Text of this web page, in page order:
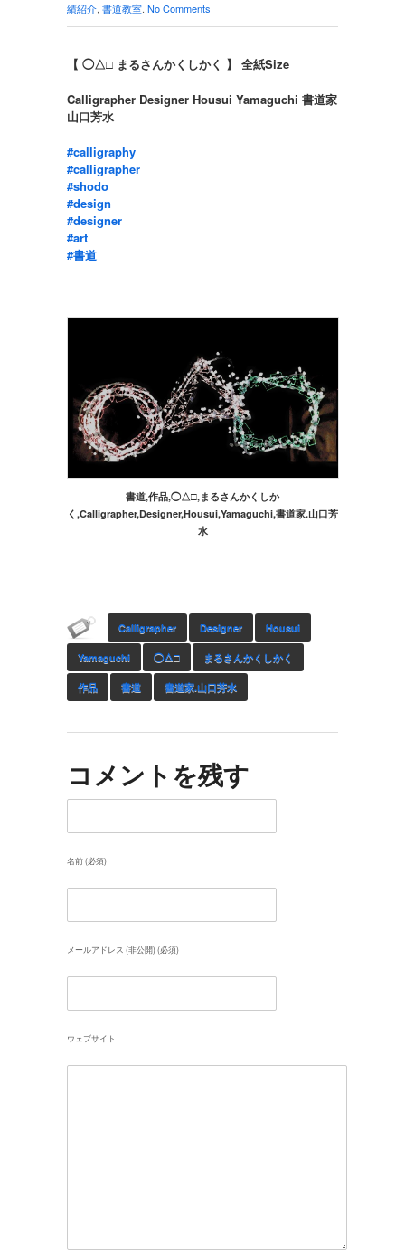
績紹介, 書道教室. No Comments
【 ◯△□ まるさんかくしかく 】 全紙Size
Calligrapher Designer Housui Yamaguchi 書道家
山口芳水
#calligraphy
#calligrapher
#shodo
#design
#designer
#art
#書道
書道,作品,◯△□,まるさんかくしか
く,Calligrapher,Designer,Housui,Yamaguchi,書道家.山口芳
水
Calligrapher Designer Housui
Yamaguchi ◯△□ まるさんかくしかく
作品 書道 書道家.山口芳水
コメントを残す
名前 (必須)
メールアドレス (非公開) (必須)
ウェブサイト